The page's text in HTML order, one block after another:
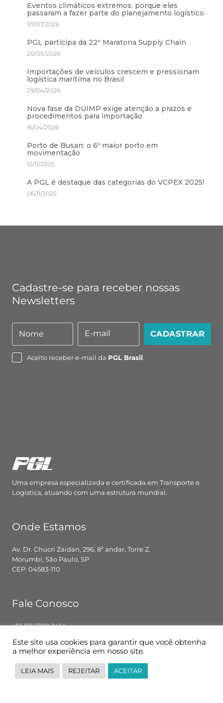
Eventos climáticos extremos: porque eles
passaram a fazer parte do planejamento logístico
07/07/2026
PGL participa da 22ª Maratona Supply Chain
20/05/2026
Importações de veículos crescem e pressionam
logística marítima no Brasil
29/04/2026
Nova fase da DUIMP exige atenção a prazos e
procedimentos para importação
16/04/2026
Porto de Busan: o 6º maior porto em
movimentação
12/11/2025
A PGL é destaque das categorias do VCPEX 2025!
06/11/2025
Cadastre-se para receber nossas
Newsletters
Nome
Nome
mail
E-mail CADASTRAR
Aceito receber e-mail da PGL Brasil.
Uma empresa especializada e certificada em Transporte e
Logística, atuando com uma estrutura mundial.
Onde Estamos
Av. Dr. Chucri Zaidan, 296, 8ª andar, Torre Z.
Morumbi, São Paulo, SP
CEP: 04583-110
Fale Conosco
+55 (11) 5592-2414
Segunda – Sexta: 8h00 – 18h00
Siga-nos
Este site usa cookies para garantir que você obtenha
a melhor experiência em nosso site.
LEIA MAIS REJEITAR ACEITAR